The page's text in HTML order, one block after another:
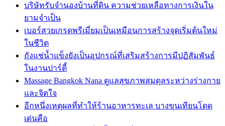
บริษัทรับจำนองบ้านที่ดิน ความช่วยเหลือทางการเงินใน
ยามจำเป็น
เบอร์สวยเกรดพรีเมี่ยมเป็นเหมือนการสร้างจุดเริ่มต้นใหม่
ในชีวิต
ถังแช่น้ำแข็งยังเป็นอุปกรณ์ที่เสริมสร้างการมีปฏิสัมพันธ์
ในงานปาร์ตี้
Massage Bangkok Nana ดูแลสุขภาพสมดุลระหว่างร่างกาย
และจิตใจ
อีกหนึ่งเหตุผลที่ทำให้ร้านอาหารทะเล บางขุนเทียนโดด
เด่นคือ